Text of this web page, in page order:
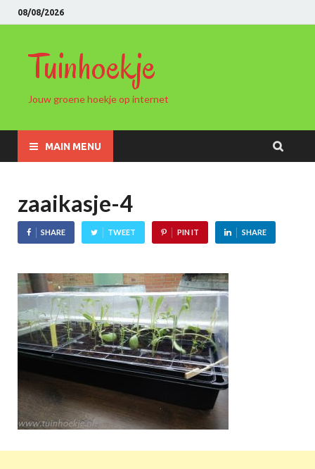
08/08/2026
Tuinhoekje
Jouw groene hoekje op internet
MAIN MENU
zaaikasje-4
SHARE TWEET PIN IT SHARE